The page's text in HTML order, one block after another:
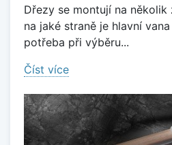
Dřezy se montují na
na jaké straně je hlavní
potřeba při výběru...
Číst více